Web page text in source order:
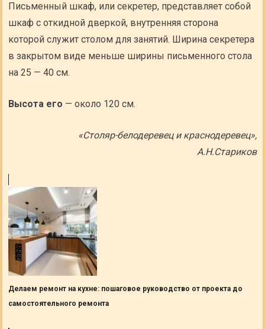
Письменный шкаф, или секретер, представляет собой
шкаф с откидной дверкой, внутренняя сторона
которой служит столом для занятий. Ширина секретера
в закрытом виде меньше ширины письменного стола
на 25 — 40 см.
Высота его — около 120 см.
«Столяр-белодеревец и краснодеревец»,
А.Н.Стариков
Делаем ремонт на кухне: пошаговое руководство от проекта до
самостоятельного ремонта